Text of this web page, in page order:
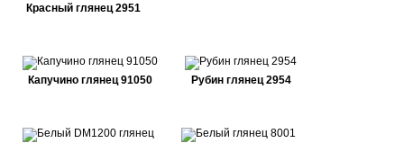
Красный глянец 2951
Капучино глянец 91050 Рубин глянец 2954